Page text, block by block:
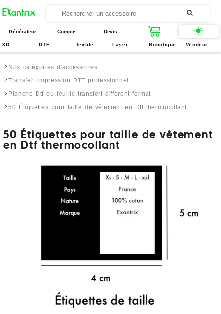
Générateur Compte Devis
3D DTF Textile Laser Robotique Vendeur
Nos catégories d'accessoires
Transfert impression DTF professionnel
Planche Dtf ou feuille transfert différent format
50 Étiquettes pour taille de vêtement en Dtf thermocollant
50 Étiquettes pour taille de vêtement
en Dtf thermocollant